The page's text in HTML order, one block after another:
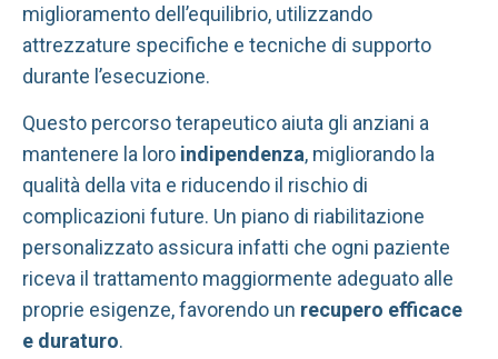
miglioramento dell’equilibrio, utilizzando
attrezzature specifiche e tecniche di supporto
durante l’esecuzione.
Questo percorso terapeutico aiuta gli anziani a
mantenere la loro indipendenza, migliorando la
qualità della vita e riducendo il rischio di
complicazioni future. Un piano di riabilitazione
personalizzato assicura infatti che ogni paziente
riceva il trattamento maggiormente adeguato alle
proprie esigenze, favorendo un recupero efficace
e duraturo.